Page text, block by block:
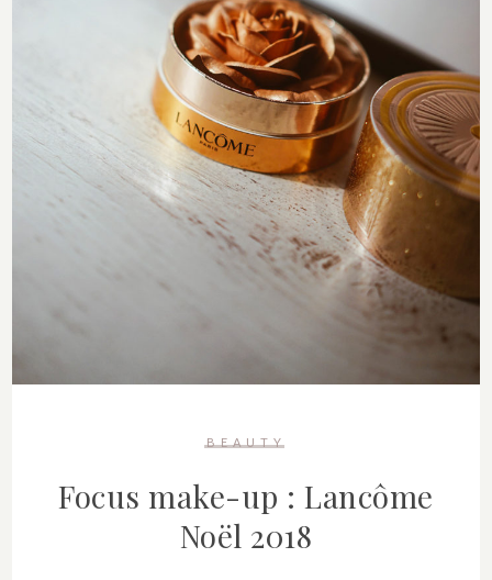
BEAUTY
Focus make-up : Lancôme
Noël 2018